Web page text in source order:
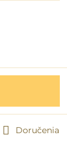
Doručenia